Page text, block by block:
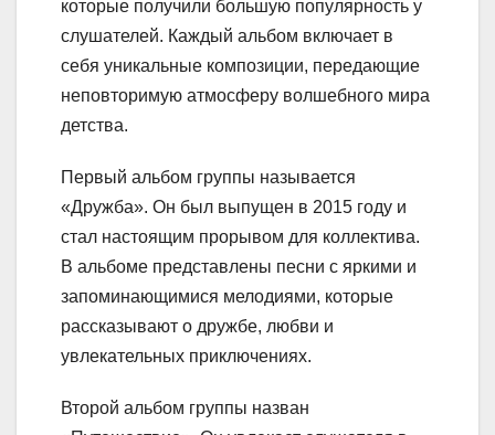
которые получили большую популярность у
слушателей. Каждый альбом включает в
себя уникальные композиции, передающие
неповторимую атмосферу волшебного мира
детства.
Первый альбом группы называется
«Дружба». Он был выпущен в 2015 году и
стал настоящим прорывом для коллектива.
В альбоме представлены песни с яркими и
запоминающимися мелодиями, которые
рассказывают о дружбе, любви и
увлекательных приключениях.
Второй альбом группы назван